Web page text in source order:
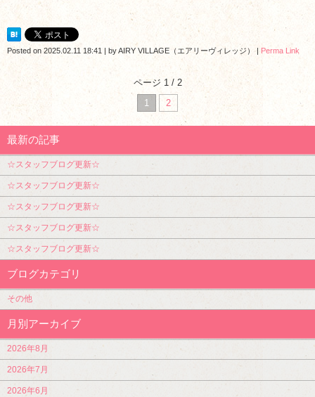
Posted on 2025.02.11 18:41 | byAIRY VILLAGE（エアリーヴィレッジ） | Perma Link
ページ 1 / 2
1
2
最新の記事
☆スタッフブログ更新☆
☆スタッフブログ更新☆
☆スタッフブログ更新☆
☆スタッフブログ更新☆
☆スタッフブログ更新☆
ブログカテゴリ
その他
月別アーカイブ
2026年8月
2026年7月
2026年6月